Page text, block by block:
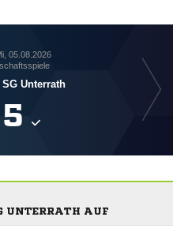
05.08.2026
SG Unterrath

UNTERRATH AUF